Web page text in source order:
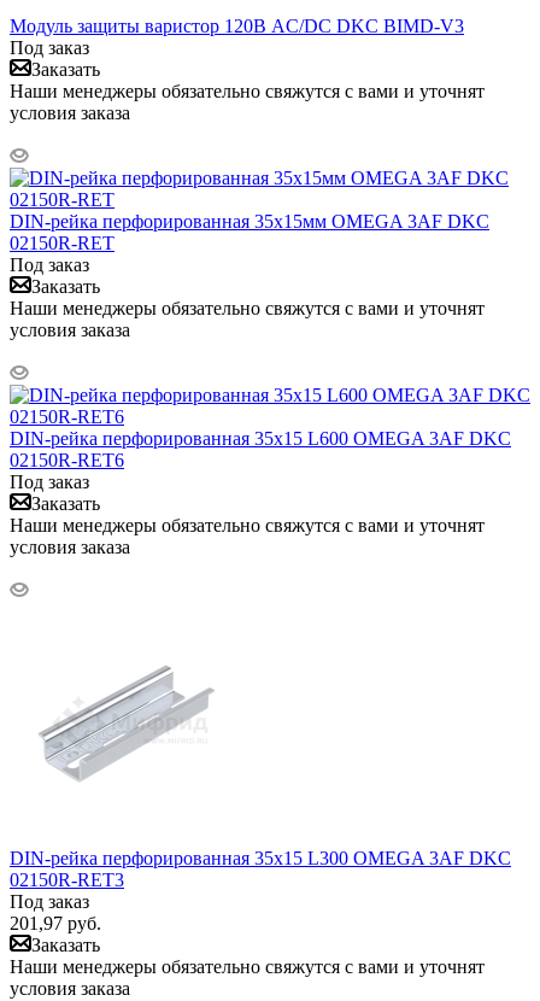
Модуль защиты варистор 120В AC/DC DKC BIMD-V3
Под заказ
Заказать
Наши менеджеры обязательно свяжутся с вами и уточнят
условия заказа
DIN-рейка перфорированная 35х15мм OMEGA 3AF DKC
02150R-RET
Под заказ
Заказать
Наши менеджеры обязательно свяжутся с вами и уточнят
условия заказа
DIN-рейка перфорированная 35х15 L600 OMEGA 3AF DKC
02150R-RET6
Под заказ
Заказать
Наши менеджеры обязательно свяжутся с вами и уточнят
условия заказа
DIN-рейка перфорированная 35х15 L300 OMEGA 3AF DKC
02150R-RET3
Под заказ
201,97 руб.
Заказать
Наши менеджеры обязательно свяжутся с вами и уточнят
условия заказа